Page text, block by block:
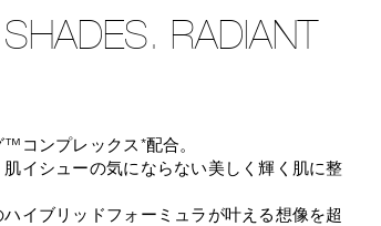
RADIANT
コンプレックス*配合。
イシューの気にならない美しく輝く肌に整
イブリッドフォーミュラが叶える想像を超